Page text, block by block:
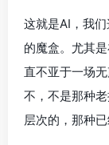
这就是AI，我
的魔盒。尤其
直不亚于一场
不，不是那种
层次的，那种